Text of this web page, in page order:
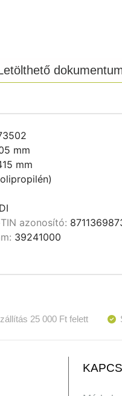
mm
mm
azonosító:
39241000
25 000 Ft felett